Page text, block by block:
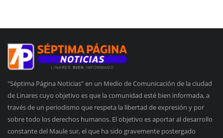
"Séptima Página Noticias" en un Medio de Comunicación de la ciudad
de Linares cuyo objetivo es que la comunidad esté bien informada, a
través de un periodismo que respeta la libertad de expresión y por
sobre todo los derechos humanos. El objetivo es aportar al desarrollo
constante del Maule sur, el que ha sido gravemente postergado